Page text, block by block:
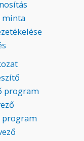
minta
program
program